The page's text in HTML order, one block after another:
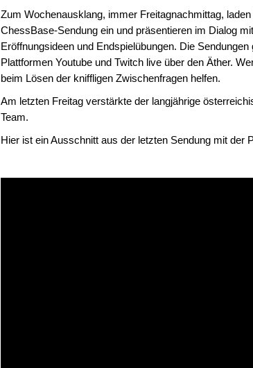
Zum Wochenausklang, immer Freitagnachmittag,
ChessBase-Sendung ein und präsentieren im Dialog
Eröffnungsideen und Endspielübungen. Die
Plattformen Youtube und Twitch live über den Äther.
beim Lösen der kniffligen Zwischenfragen helfen.
Am letzten Freitag verstärkte der langjährige
Team.
Hier ist ein Ausschnitt aus der letzten Sendung mit der